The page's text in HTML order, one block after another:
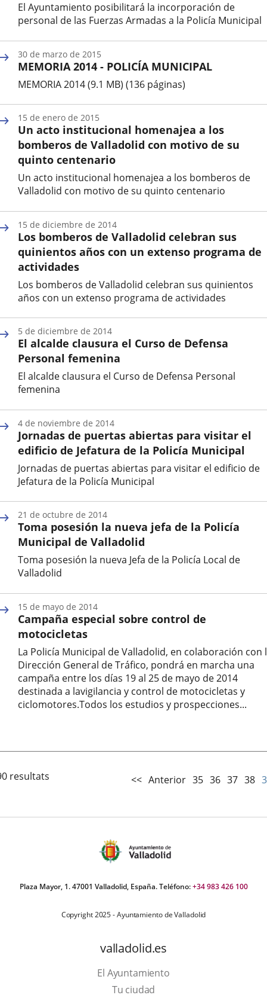
El Ayuntamiento posibilitará la incorporación de
personal de las Fuerzas Armadas a la Policía Municipal
la
noticia
MEMORIA 2014 - POLICÍA MUNICIPAL
MEMORIA 2014 (9.1 MB) (136 páginas)
la
noticia
30 de marzo de 2015
Un acto institucional homenajea a los
bomberos de Valladolid con motivo de su
quinto centenario
Un acto institucional homenajea a los bomberos de
Valladolid con motivo de su quinto centenario
la
noticia
15 de enero de 2015
Los bomberos de Valladolid celebran sus
quinientos años con un extenso programa de
actividades
Los bomberos de Valladolid celebran sus quinientos
años con un extenso programa de actividades
la
noticia
15 de diciembre de 2014
El alcalde clausura el Curso de Defensa
Personal femenina
El alcalde clausura el Curso de Defensa Personal
femenina
la
noticia
5 de diciembre de 2014
Jornadas de puertas abiertas para visitar el
edificio de Jefatura de la Policía Municipal
Jornadas de puertas abiertas para visitar el edificio de
Jefatura de la Policía Municipal
la
noticia
4 de noviembre de 2014
Toma posesión la nueva jefa de la Policía
Municipal de Valladolid
Toma posesión la nueva Jefa de la Policía Local de
Valladolid
la
noticia
21 de octubre de 2014
Campaña especial sobre control de
motocicletas
La Policía Municipal de Valladolid, en colaboración con
Dirección General de Tráfico, pondrá en marcha una
campaña entre los días 19 al 25 de mayo de 2014
destinada a lavigilancia y control de motocicletas y
ciclomotores.Todos los estudios y prospecciones...
noticia
15 de mayo de 2014
resultats << Anterior 35 36 37 38
Plaza Mayor, 1. 47001 Valladolid, España. Teléfono:+34 983 426 100
Copyright 2025 - Ayuntamiento de Valladolid
valladolid.es
El Ayuntamiento
Tu ciudad